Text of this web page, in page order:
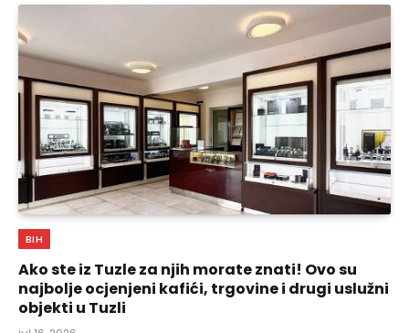
BIH
Ako ste iz Tuzle za njih morate znati! Ovo su
najbolje ocjenjeni kafići, trgovine i drugi uslužni
objekti u Tuzli